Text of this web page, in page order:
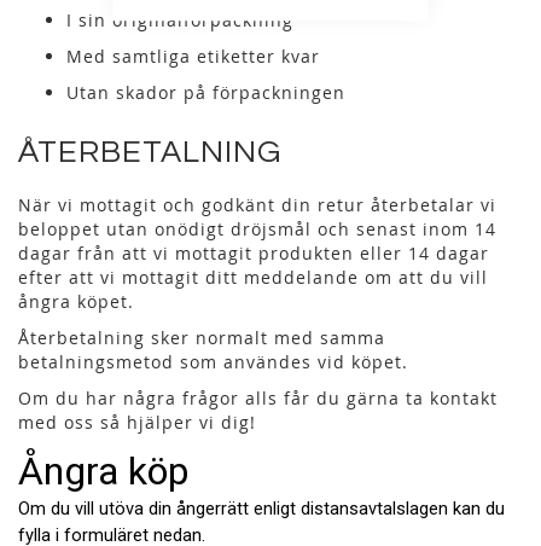
I sin originalförpackning
Med samtliga etiketter kvar
Utan skador på förpackningen
ÅTERBETALNING
När vi mottagit och godkänt din retur återbetalar vi
beloppet utan onödigt dröjsmål och senast inom 14
dagar från att vi mottagit produkten eller 14 dagar
efter att vi mottagit ditt meddelande om att du vill
ångra köpet.
Återbetalning sker normalt med samma
betalningsmetod som användes vid köpet.
Om du har några frågor alls får du gärna ta kontakt
med oss så hjälper vi dig!